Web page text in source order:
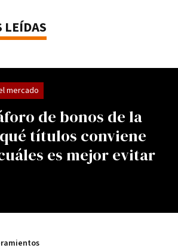
LEÍDAS
de bonos de la
títulos conviene
es mejor evitar
mercado